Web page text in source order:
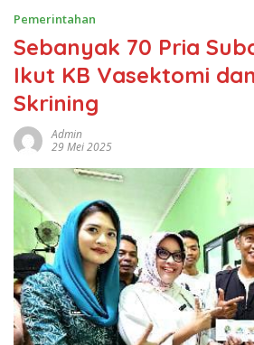
Pemerintahan
Sebanyak 70 Pria
Ikut KB Vasektomi
Skrining
Admin
29 Mei 2025